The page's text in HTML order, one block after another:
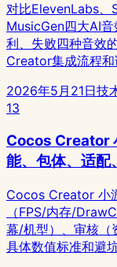
对比ElevenLabs、
MusicGen四大AI
利、失败四种音效
Creator集成流程和
2026年5月21日技
13
Cocos Creator
能、包体、适配
Cocos Creator 小
（FPS/内存/
幕/机型）、审核（
具体数值标准和避